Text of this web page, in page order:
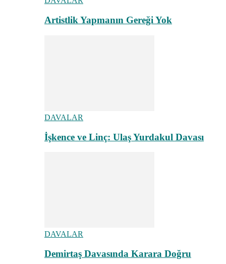
Artistlik Yapmanın Gereği Yok
DAVALAR
İşkence ve Linç: Ulaş Yurdakul Davası
DAVALAR
Demirtaş Davasında Karara Doğru